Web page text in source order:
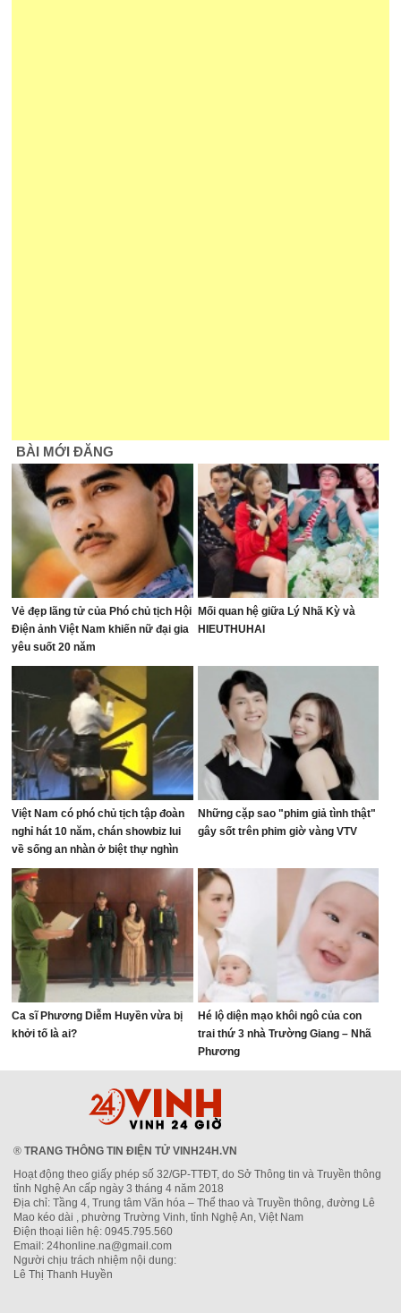
BÀI MỚI ĐĂNG
Vẻ đẹp lãng tử của Phó chủ tịch Hội
Điện ảnh Việt Nam khiến nữ đại gia
yêu suốt 20 năm
Mối quan hệ giữa Lý Nhã Kỳ và
HIEUTHUHAI
Việt Nam có phó chủ tịch tập đoàn
nghỉ hát 10 năm, chán showbiz lui
về sống an nhàn ở biệt thự nghìn
mét vuông
Những cặp sao "phim giả tình thật"
gây sốt trên phim giờ vàng VTV
Ca sĩ Phương Diễm Huyền vừa bị
khởi tố là ai?
Hé lộ diện mạo khôi ngô của con
trai thứ 3 nhà Trường Giang – Nhã
Phương
® TRANG THÔNG TIN ĐIỆN TỬ VINH24H.VN
Hoạt động theo giấy phép số 32/GP-TTĐT, do Sở Thông tin và Truyền thông
tỉnh Nghệ An cấp ngày 3 tháng 4 năm 2018
Địa chỉ: Tầng 4, Trung tâm Văn hóa – Thể thao và Truyền thông, đường Lê
Mao kéo dài , phường Trường Vinh, tỉnh Nghệ An, Việt Nam
Điện thoại liên hệ: 0945.795.560
Email: 24honline.na@gmail.com
Người chịu trách nhiệm nội dung:
Lê Thị Thanh Huyền